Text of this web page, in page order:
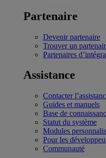
Partenaire
Devenir partenaire
Trouver un
Partenaires
Assistance
Contacter
Guides et manuels
Base de
Statut du système
Modules
Pour les
Communauté